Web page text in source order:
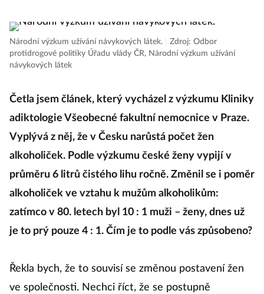
Národní výzkum užívání návykových látek.
Zdroj: Odbor
protidrogové politiky Úřadu vlády ČR, Národní výzkum užívání
návykových látek
Četla jsem článek, který vycházel z výzkumu Kliniky
adiktologie Všeobecné fakultní nemocnice v Praze.
Vyplývá z něj, že v Česku narůstá počet žen
alkoholiček. Podle výzkumu české ženy vypijí v
průměru 6 litrů čistého lihu ročně. Změnil se i poměr
alkoholiček ve vztahu k mužům alkoholikům:
zatímco v 80. letech byl 10 : 1 muži – ženy, dnes už
je to prý pouze 4 : 1. Čím je to podle vás způsobeno?
Řekla bych, že to souvisí se změnou postavení žen
ve společnosti. Nechci říct, že se postupně